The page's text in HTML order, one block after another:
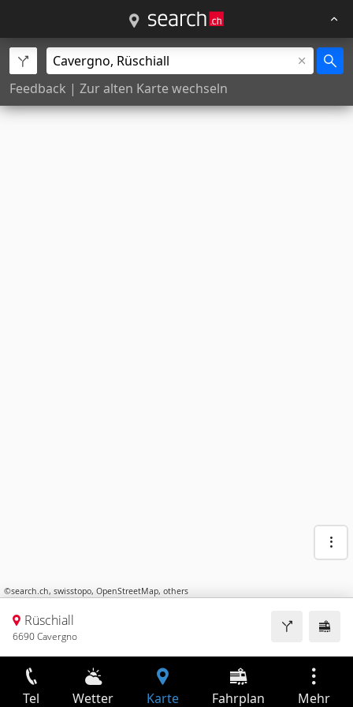
Feedback | Zur alten Karte wechseln
©search.ch, swisstopo, OpenStreetMap, others
Rüschiall
6690 Cavergno
Tel Wetter Karte Fahrplan Mehr